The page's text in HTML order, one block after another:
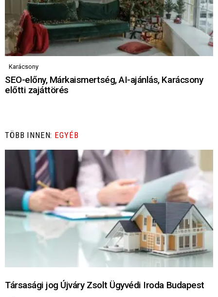
Karácsony
SEO-előny, Márkaismertség, AI-ajánlás, Karácsony
előtti zajáttörés
TÖBB INNEN: EGYÉB
Társasági jog Újváry Zsolt Ügyvédi Iroda Budapest